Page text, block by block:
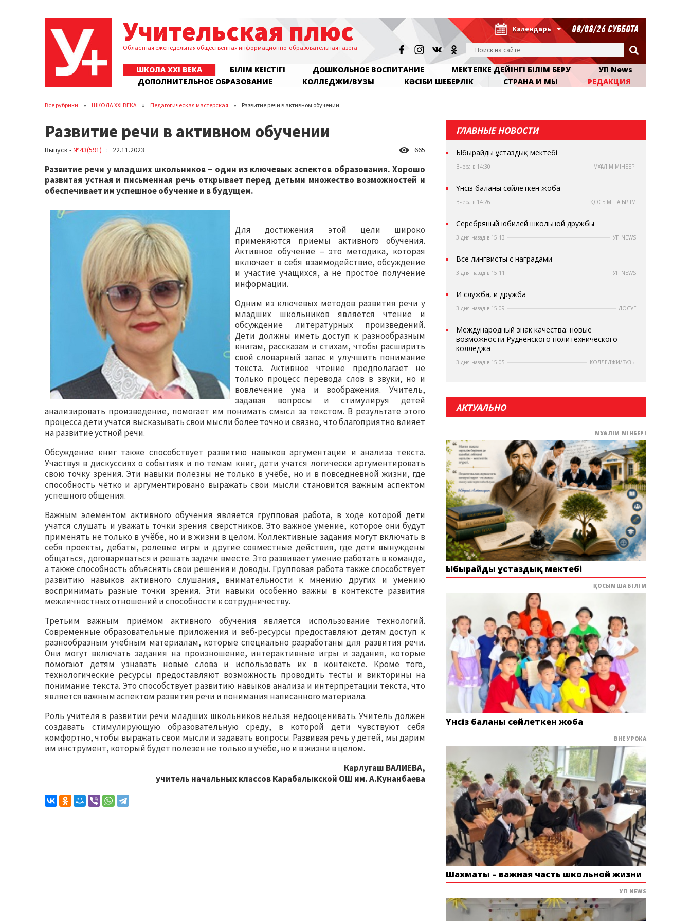
Учительская плюс
Областная еженедельная общественная информационно-образовательная газета
Календарь 08/08/26 СУББОТА
ШКОЛА XXI ВЕКА БІЛІМ КЕҢІСТІГІ ДОШКОЛЬНОЕ ВОСПИТАНИЕ МЕКТЕПКЕ ДЕЙІНГІ БІЛІМ БЕРУ
УП News
ДОПОЛНИТЕЛЬНОЕ ОБРАЗОВАНИЕ
КОЛЛЕДЖИ/ВУЗЫ КӘСІБИ ШЕБЕРЛІК СТРАНА И МЫ РЕДАКЦИЯ
Все рубрики ШКОЛА XXI ВЕКА Педагогическая мастерская Развитие речи в активном обучении
Развитие речи в активном обучении
Выпуск -№43(591) : 22.11.2023 665
Развитие речи у младших школьников – один из ключевых аспектов образования. Хорошо
развитая устная и письменная речь открывает перед детьми множество возможностей и
обеспечивает им успешное обучение и в будущем.
Для достижения этой цели широко
применяются приемы активного обучения.
Активное обучение – это методика, которая
включает в себя взаимодействие, обсуждение
и участие учащихся, а не простое получение
информации.
Одним из ключевых методов развития речи у
младших школьников является чтение и
обсуждение литературных произведений.
Дети должны иметь доступ к разнообразным
книгам, рассказам и стихам, чтобы расширить
свой словарный запас и улучшить понимание
текста. Активное чтение предполагает не
только процесс перевода слов в звуки, но и
вовлечение ума и воображения. Учитель,
задавая вопросы и стимулируя детей
анализировать произведение, помогает им понимать смысл за текстом. В результате этого
процесса дети учатся высказывать свои мысли более точно и связно, что благоприятно влияет
на развитие устной речи.
Обсуждение книг также способствует развитию навыков аргументации и анализа текста.
Участвуя в дискуссиях о событиях и по темам книг, дети учатся логически аргументировать
свою точку зрения. Эти навыки полезны не только в учёбе, но и в повседневной жизни, где
способность чётко и аргументировано выражать свои мысли становится важным аспектом
успешного общения.
Важным элементом активного обучения является групповая работа, в ходе которой дети
учатся слушать и уважать точки зрения сверстников. Это важное умение, которое они будут
применять не только в учёбе, но и в жизни в целом. Коллективные задания могут включать в
себя проекты, дебаты, ролевые игры и другие совместные действия, где дети вынуждены
общаться, договариваться и решать задачи вместе. Это развивает умение работать в команде,
а также способность объяснять свои решения и доводы. Групповая работа также способствует
развитию навыков активного слушания, внимательности к мнению других и умению
воспринимать разные точки зрения. Эти навыки особенно важны в контексте развития
межличностных отношений и способности к сотрудничеству.
Третьим важным приёмом активного обучения является использование технологий.
Современные образовательные приложения и веб-ресурсы предоставляют детям доступ к
разнообразным учебным материалам, которые специально разработаны для развития речи.
Они могут включать задания на произношение, интерактивные игры и задания, которые
помогают детям узнавать новые слова и использовать их в контексте. Кроме того,
технологические ресурсы предоставляют возможность проводить тесты и викторины на
понимание текста. Это способствует развитию навыков анализа и интерпретации текста, что
является важным аспектом развития речи и понимания написанного материала.
Роль учителя в развитии речи младших школьников нельзя недооценивать. Учитель должен
создавать стимулирующую образовательную среду, в которой дети чувствуют себя
комфортно, чтобы выражать свои мысли и задавать вопросы. Развивая речь у детей, мы дарим
им инструмент, который будет полезен не только в учёбе, но и в жизни в целом.
Карлугаш ВАЛИЕВА,
учитель начальных классов Карабалыкской ОШ им. А.Кунанбаева
ГЛАВНЫЕ НОВОСТИ
Ыбырайдың ұстаздық мектебі
Вчера в 14:30 МҰҒАЛІМ МІНБЕРІ
Үнсіз баланы сөйлеткен жоба
Вчера в 14:26 ҚОСЫМША БІЛІМ
Серебряный юбилей школьной дружбы
3 дня назад в 15:13 УП NEWS
Все лингвисты с наградами
3 дня назад в 15:11 УП NEWS
И служба, и дружба
3 дня назад в 15:09 ДОСУГ
Международный знак качества: новые
возможности Рудненского политехнического
колледжа
3 дня назад в 15:05 КОЛЛЕДЖИ/ВУЗЫ
АКТУАЛЬНО
МҰҒАЛІМ МІНБЕРІ
Ыбырайдың ұстаздық мектебі
ҚОСЫМША БІЛІМ
Үнсіз баланы сөйлеткен жоба
ВНЕ УРОКА
Шахматы – важная часть школьной жизни
УП NEWS